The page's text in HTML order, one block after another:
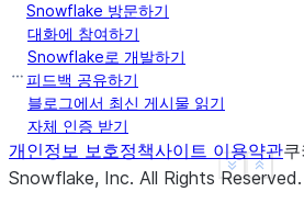
Beef
dtype: object
>>> s = pd
...
index
>>> s .idxmax
'C'
>>> s. idxmax (skipna =False)
Show
See more
Snowflake 방문하기
대화에 참여하기
Snowflake로 개발하기
피드백 공유하기
블로그에서 최신 게시물 읽기
자체 인증 받기
개인정보 보호정책사이트 이용약관
Snowflake, Inc. All Rights Reserved.